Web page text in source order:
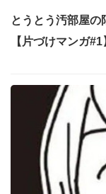
とうとう汚部屋
【片づけマンガ#1